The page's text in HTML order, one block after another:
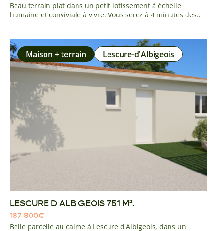
Beau terrain plat dans un petit lotissement à échelle
humaine et conviviale à vivre. Vous serez à 4 minutes des
minutes de Toulouse. Pas de frais à prévoir entièrement
viabiliséMaison + terrain Lescure-d'Albigeois
LESCURE D ALBIGEOIS 751 M².
187 800€
Belle parcelle au calme à Lescure d'Albigeois, dans un